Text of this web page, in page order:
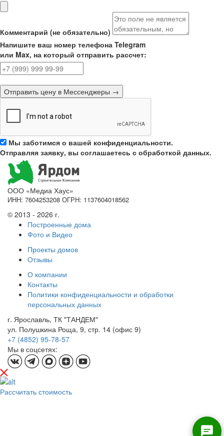
Комментарий (не обязательно)
Напишите ваш номер телефона Telegram
или Max, на который отправить рассчет:
Отправить цену в Мессенджеры →
Мы заботимся о вашей конфиденциальности.
Отправляя заявку, вы соглашаетесь с обработкой данных.
ООО «Медиа Хаус»
ИНН: 7604253208 ОГРН: 1137604018562
© 2013 - 2026 г.
Построенные дома
Фото и Видео
Проекты домов
Отзывы
О компании
Контакты
Политики конфиденциальности и обработки
персональных данных
г. Ярославль, ТК "ТАНДЕМ"
ул. Полушкина Роща, 9, стр. 14 (офис 9)
+7 (4852) 95-78-57
Мы в соцсетях:
Рассчитать стоимость